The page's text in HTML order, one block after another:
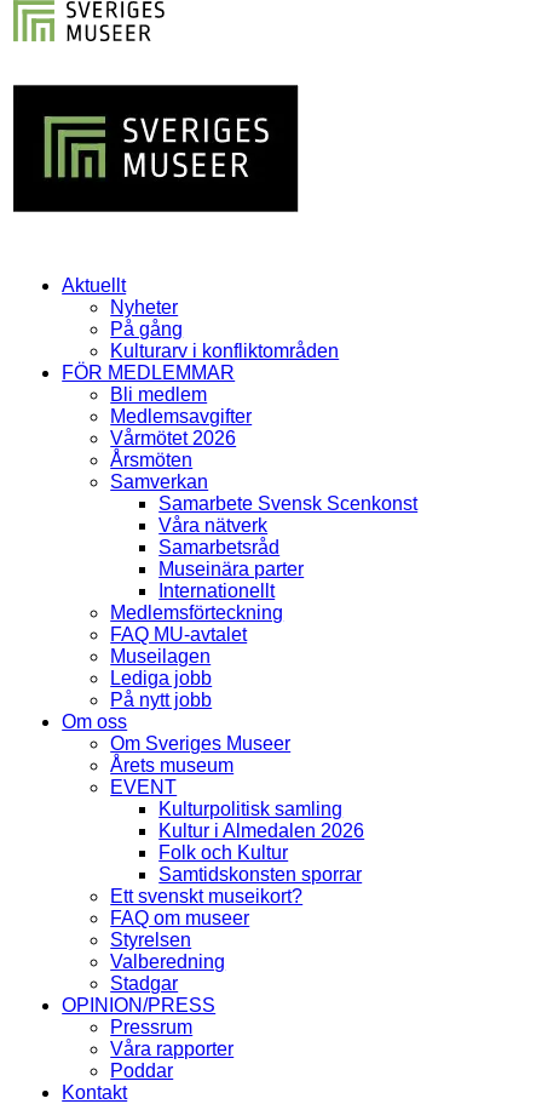
Aktuellt
Nyheter
På gång
Kulturarv i konfliktområden
FÖR MEDLEMMAR
Bli medlem
Medlemsavgifter
Vårmötet 2026
Årsmöten
Samverkan
Samarbete Svensk Scenkonst
Våra nätverk
Samarbetsråd
Museinära parter
Internationellt
Medlemsförteckning
FAQ MU-avtalet
Museilagen
Lediga jobb
På nytt jobb
Om oss
Om Sveriges Museer
Årets museum
EVENT
Kulturpolitisk samling
Kultur i Almedalen 2026
Folk och Kultur
Samtidskonsten sporrar
Ett svenskt museikort?
FAQ om museer
Styrelsen
Valberedning
Stadgar
OPINION/PRESS
Pressrum
Våra rapporter
Poddar
Kontakt